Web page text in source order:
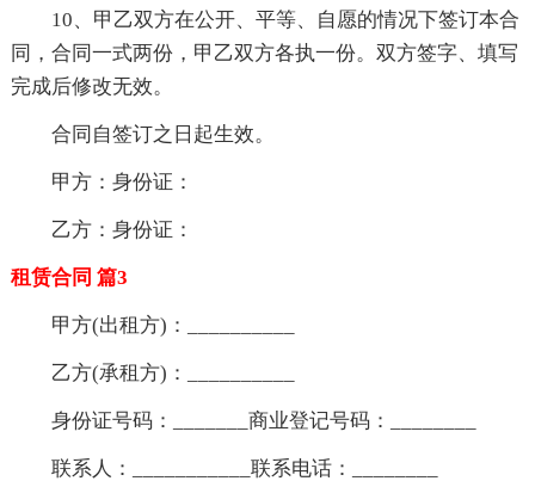
10、甲乙双方在公开、平等、自愿的情况下签订本合
同，合同一式两份，甲乙双方各执一份。双方签字、填写
完成后修改无效。
合同自签订之日起生效。
甲方：身份证：
乙方：身份证：
租赁合同 篇3
甲方(出租方)：__________
乙方(承租方)：__________
身份证号码：_______商业登记号码：________
联系人：___________联系电话：________